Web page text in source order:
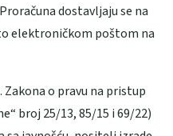
dostavljaju se na
elektroničkom poštom na
Zakona o pravu na pristup
broj 25/13, 85/15 i 69/22)